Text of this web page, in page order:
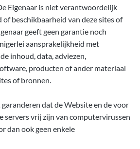
Eigenaar is niet verantwoordelijk
beschikbaarheid van deze sites of
geeft geen garantie noch
aansprakelijkheid met
inhoud, data, adviezen,
producten of ander materiaal
of bronnen.
garanderen dat de Website en de voor
servers vrij zijn van computervirussen
dan ook geen enkele